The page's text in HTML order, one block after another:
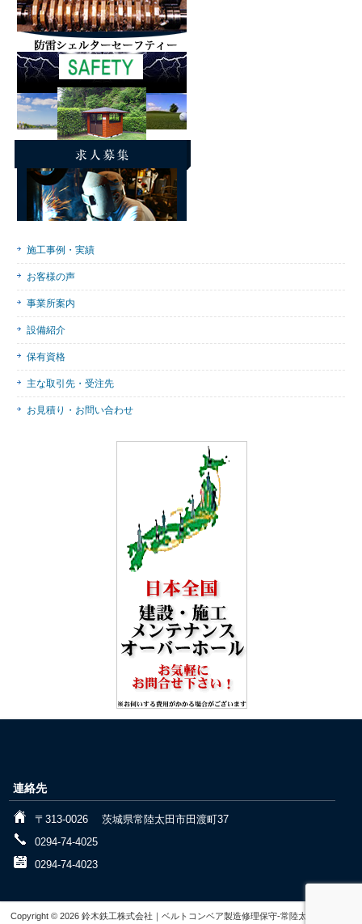
施工事例・実績
お客様の声
事業所案内
設備紹介
保有資格
主な取引先・受注先
お見積り・お問い合わせ
連絡先
〒313-0026 茨城県常陸太田市田渡町37
0294-74-4025
0294-74-4023
Copyright © 2026 鈴木鉄工株式会社｜ベルトコンベア製造修理保守-常陸太田 All rights